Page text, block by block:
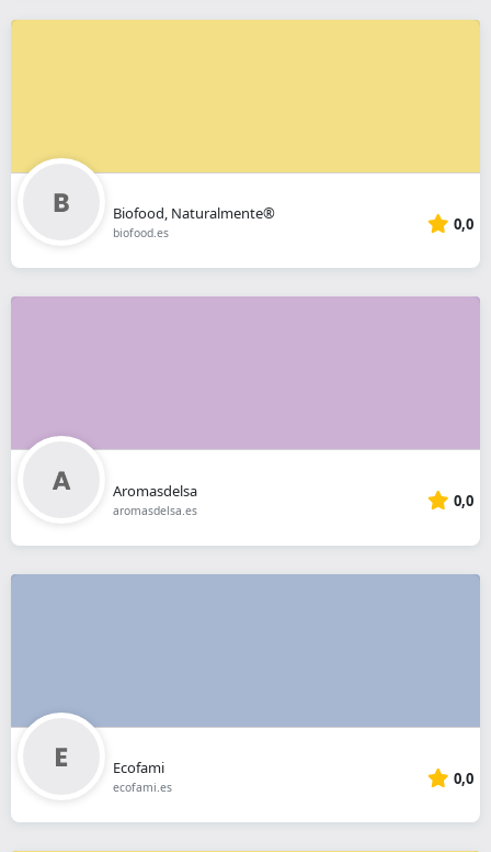
Biofood, Naturalmente®
biofood.es 0,0
Aromasdelsa
aromasdelsa.es 0,0
Ecofami
ecofami.es 0,0